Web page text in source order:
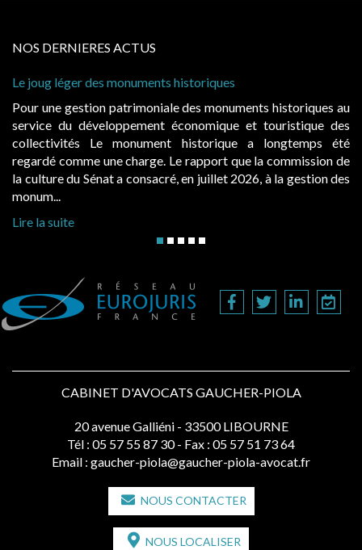
NOS DERNIERES ACTUS
historiques
des monuments historiques au
et touristique des
historique a longtemps été
rapport que la commission de
en juillet 2026, à la gestion des
Cabines de plage : le juge
Evocatrices des bains de
également un beau sujet
public, elles donnent lieu au
d’occupation. Saisies par des
CABINET D'AVOCATS GAUCHER-PIOLA
20 avenue Galliéni - 33500 LIBOURNE
Tél : 05 57 55 87 30 - Fax : 05 57 51 73 64
Email : gaucher-piola@gaucher-piola-avocat.fr
NOUS CONTACTER
NOUS LOCALISER